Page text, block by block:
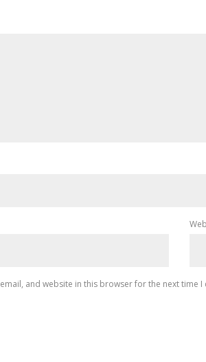
email, and website in this browser for the next time I